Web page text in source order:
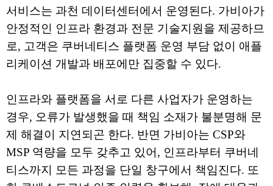
서비스는 과천 데이터센터에서 운영된다. 가비아가
안정적인 인프라 환경과 전문 기술지원을 제공하므
로, 고객은 쿠버네티스 플랫폼 운영 부담 없이 애플
리케이션 개발과 배포에만 집중할 수 있다.
인프라와 플랫폼을 서로 다른 사업자가 운영하는
경우, 오류가 발생했을 때 책임 소재가 불분명해 문
제 해결이 지연되곤 한다. 반면 가비아는 CSP와
MSP 역량을 모두 갖추고 있어, 인프라부터 쿠버네
티스까지 모든 과정을 단일 창구에서 책임진다. 또